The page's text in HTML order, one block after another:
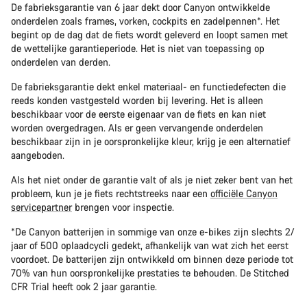
De fabrieksgarantie van 6 jaar dekt door Canyon ontwikkelde
onderdelen zoals frames, vorken, cockpits en zadelpennen*. Het
begint op de dag dat de fiets wordt geleverd en loopt samen met
de wettelijke garantieperiode. Het is niet van toepassing op
onderdelen van derden.
De fabrieksgarantie dekt enkel materiaal- en functiedefecten die
reeds konden vastgesteld worden bij levering. Het is alleen
beschikbaar voor de eerste eigenaar van de fiets en kan niet
worden overgedragen. Als er geen vervangende onderdelen
beschikbaar zijn in je oorspronkelijke kleur, krijg je een alternatief
aangeboden.
Als het niet onder de garantie valt of als je niet zeker bent van het
probleem, kun je je fiets rechtstreeks naar een officiële Canyon
servicepartnerbrengen voor inspectie.
*De Canyon batterijen in sommige van onze e-bikes zijn slechts 2/
jaar of 500 oplaadcycli gedekt, afhankelijk van wat zich het eerst
voordoet. De batterijen zijn ontwikkeld om binnen deze periode tot
70% van hun oorspronkelijke prestaties te behouden. De Stitched
CFR Trial heeft ook 2 jaar garantie.